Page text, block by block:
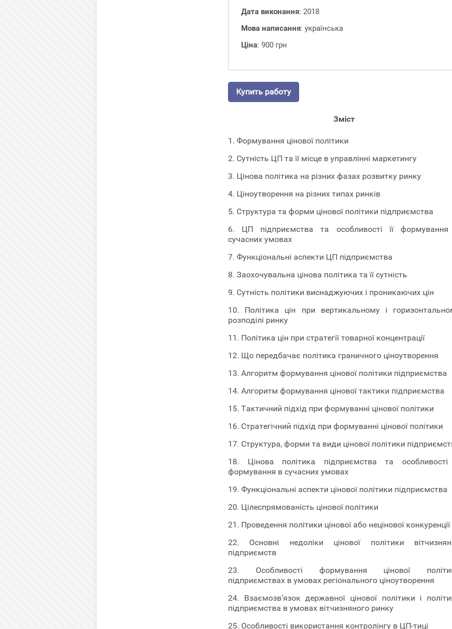
Дата виконання: 2018
Мова написання: українська
Ціна: 900 грн
Купить работу
Зміст
1. Формування цінової політики
2. Сутність ЦП та її місце в управлінні маркетингу
3. Цінова політика на різних фазах розвитку ринку
4. Ціноутворення на різних типах ринків
5. Структура та форми цінової політики підприємства
6. ЦП підприємства та особливості її
сучасних умовах
7. Функціональні аспекти ЦП підприємства
8. Заохочувальна цінова політика та її сутність
9. Сутність політики виснаджуючих і проникаючих цін
10. Політика цін при вертикальному і
розподілі ринку
11. Політика цін при стратегії товарної концентрації
12. Що передбачає політика граничного ціноутворення
13. Алгоритм формування цінової політики підприємства
14. Алгоритм формування цінової тактики підприємства
15. Тактичний підхід при формуванні цінової політики
16. Стратегічний підхід при формуванні цінової політики
17. Структура, форми та види цінової політики
18. Цінова політика підприємства та особливості
формування в сучасних умовах
19. Функціональні аспекти цінової політики підприємства
20. Цілеспрямованість цінової політики
21. Проведення політики цінової або нецінової конкуренції
22. Основні недоліки цінової політики
підприємств
23. Особливості формування цінової
підприємствах в умовах регіонального ціноутворення
24. Взаємозв’язок державної цінової політики і
підприємства в умовах вітчизняного ринку
25. Особливості використання контролінгу в ЦП-тиці